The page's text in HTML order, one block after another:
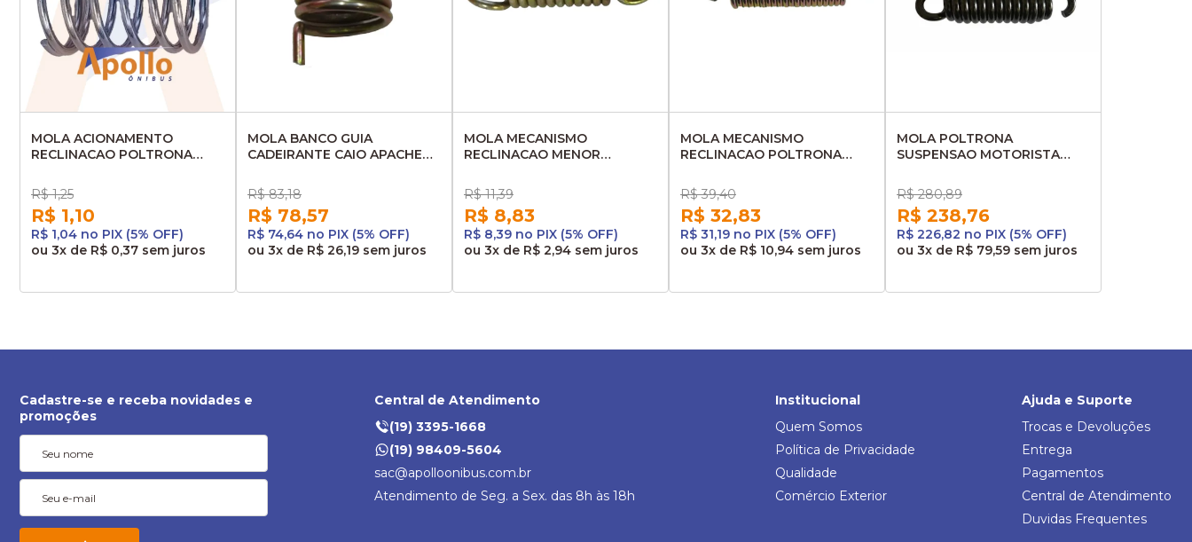
MOLA ACIONAMENTO
RECLINACAO POLTRONA
R$ 1,25
R$ 1,10
R$ 1,04 no PIX (5% OFF)
ou 3x de R$ 0,37 sem juros
MOLA BANCO GUIA
CADEIRANTE CAIO APACHE
R$ 83,18
R$ 78,57
R$ 74,64 no PIX (5% OFF)
ou 3x de R$ 26,19 sem juros
MOLA MECANISMO
RECLINACAO MENOR
10293502AP
R$ 11,39
R$ 8,83
R$ 8,39 no PIX (5% OFF)
ou 3x de R$ 2,94 sem juros
MOLA MECANISMO
RECLINACAO POLTRONA
10116710
R$ 39,40
R$ 32,83
R$ 31,19 no PIX (5% OFF)
ou 3x de R$ 10,94 sem juros
MOLA POLTRONA
SUSPENSAO MOTORISTA
R$ 280,89
R$ 238,76
R$ 226,82 no PIX (5% OFF)
ou 3x de R$ 79,59 sem juros
Cadastre-se e receba novidades e
promoções
Central de Atendimento
(19) 3395-1668
(19) 98409-5604
sac@apolloonibus.com.br
Atendimento de Seg. a Sex. das 8h às 18h
Institucional
Quem Somos
Política de Privacidade
Qualidade
Comércio Exterior
Ajuda e Suporte
Trocas e Devoluções
Entrega
Pagamentos
Central de Atendimento
Duvidas Frequentes